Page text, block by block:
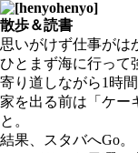
散歩＆読書
思いがけず仕事がは
ひとまず海に行って
寄り道しながら1時
家を出る前は「ケー
と。
結果、スタバへGo。